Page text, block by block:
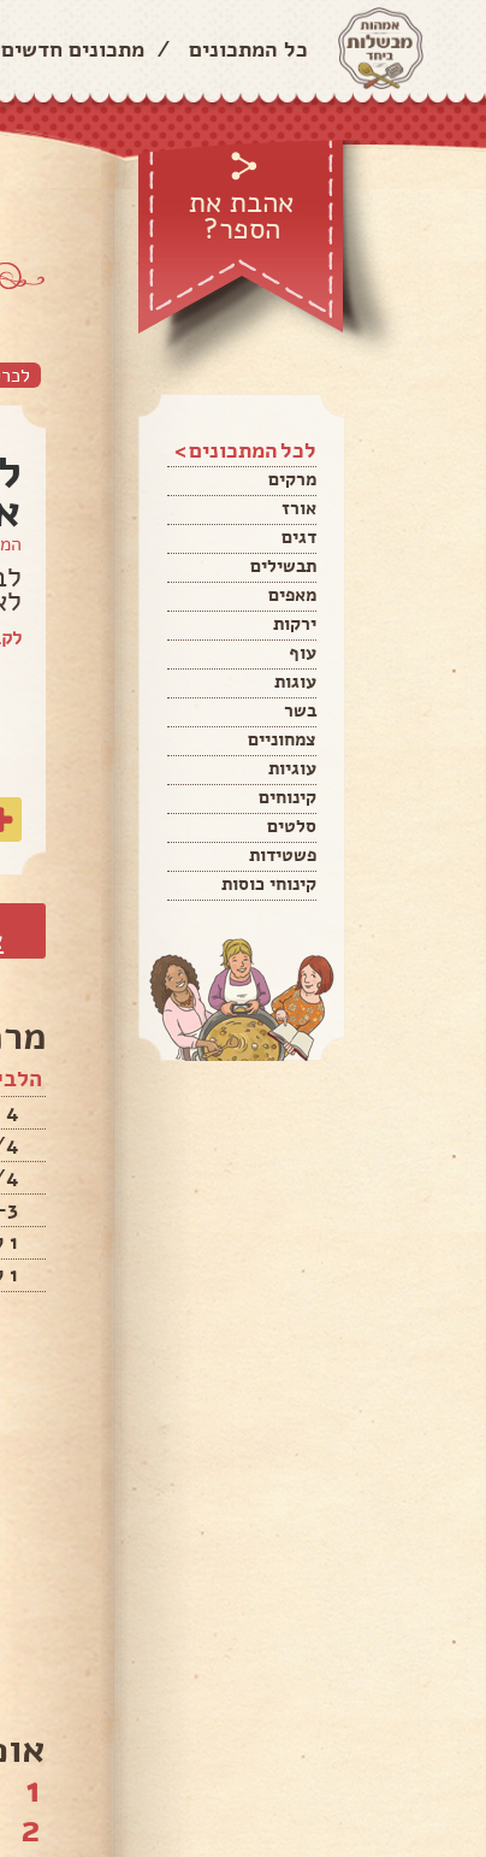
כל המתכונים / מתכונים חדשים
אהבת את
הספר?
לכל המתכונים >
מרקים
אורז
דגים
תבשילים
מאפים
ירקות
עוף
עוגות
בשר
צמחוניים
עוגיות
קינוחים
סלטים
פשטידות
קינוחי כוסות
4 יחידות בטטות בגודל בינוני
1/4
3/4
2-3
1 קורט מלח
1 קורט פלפל שחור
1
2